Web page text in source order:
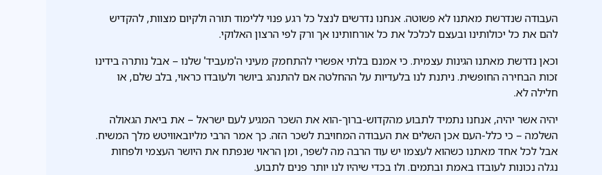
העבודה שנדרשת מאתנו לא פשוטה. אנחנו נדרשים לנצל כל רגע פנוי ללימוד תורה ולקיום מצוות, להקדיש
להם את כל יכולותינו ובעצם לכלכל את כל אורחותינו אך ורק לפי הרצון האלוקי.
וכאן נדרשת מאתנו הגינות עצמית. כי אמנם בלתי אפשרי להתחמק מעיני ה'מעביד' שלנו – אבל נותרה בידינו
זכות הבחירה החופשית. ניתנת לנו בלעדיות על ההחלטה אם להתנהג ביושר ולעובדו כראוי, בלב שלם, או
חלילה לא.
יהיה אשר יהיה, אנחנו נתמיד לתבוע מהקדוש-ברוך-הוא את השכר המגיע לעם ישראל – את ביאת הגאולה
השלמה – כי כלל-העם אכן השלים את העבודה המחויבת לשכר הזה. כך אמר הרבי מליובאוויטש מלך המשיח.
אבל לכל אחד מאתנו כשהוא לעצמו יש עוד הרבה מה לשפר, ומן הראוי שנפתח את היושר העצמי ולפחות
נגלה נכונות לעובדו באמת ובתמים. ולו בכדי שיהיו לנו יותר פנים לתבוע.